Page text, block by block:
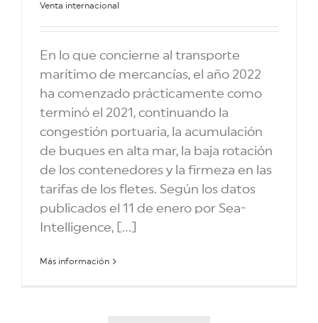
Venta internacional
En lo que concierne al transporte
marítimo de mercancías, el año 2022
ha comenzado prácticamente como
terminó el 2021, continuando la
congestión portuaria, la acumulación
de buques en alta mar, la baja rotación
de los contenedores y la firmeza en las
tarifas de los fletes. Según los datos
publicados el 11 de enero por Sea-
Intelligence, [...]
Más información